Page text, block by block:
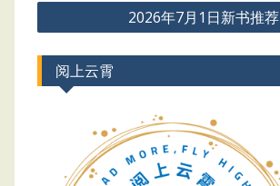
2026年7月1日新书推荐
阅上云霄